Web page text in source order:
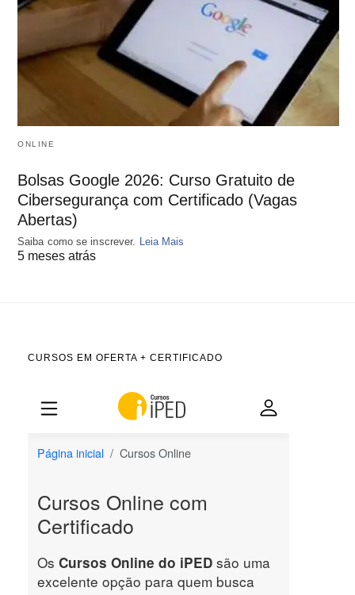
ONLINE
Bolsas Google 2026: Curso Gratuito de
Cibersegurança com Certificado (Vagas
Abertas)
Saiba como se inscrever. Leia Mais
5 meses atrás
CURSOS EM OFERTA + CERTIFICADO